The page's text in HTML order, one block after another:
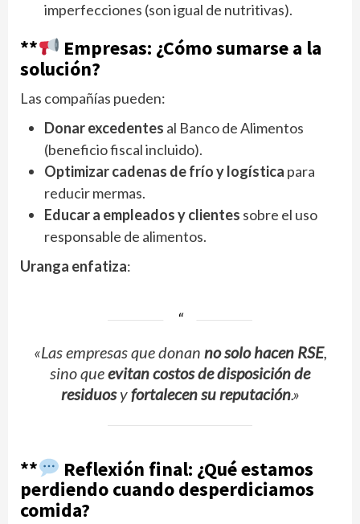
imperfecciones (son igual de nutritivas).
**
Empresas: ¿Cómo sumarse a la
solución?
Las compañías pueden:
Donar excedentes al Banco de Alimentos
(beneficio fiscal incluido).
Optimizar cadenas de frío y logística para
reducir mermas.
Educar a empleados y clientes sobre el uso
responsable de alimentos.
Uranga enfatiza:
«Las empresas que donan no solo hacen RSE,
sino queevitan costos de disposición de
residuosyfortalecen su reputación.»
**
Reflexión final: ¿Qué estamos
perdiendo cuando desperdiciamos
comida?